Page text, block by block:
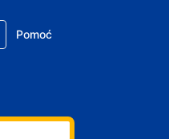
Pomoć